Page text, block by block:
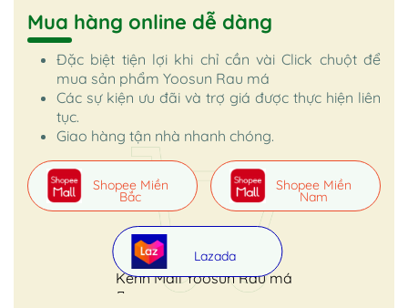
Mua hàng online dễ dàng
Đặc biệt tiện lợi khi chỉ cần vài Click chuột để
mua sản phẩm Yoosun Rau má
Các sự kiện ưu đãi và trợ giá được thực hiện liên
tục.
Giao hàng tận nhà nhanh chóng.
Kênh Mall Yoosun Rau má
Shopee Miền
Bắc
Shopee Miền
Nam
Lazada